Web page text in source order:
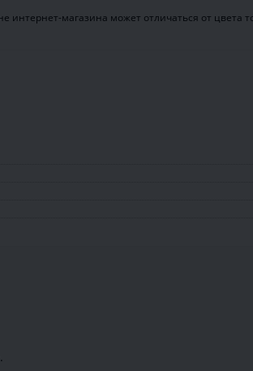
интернет-магазина может отличаться от цвета